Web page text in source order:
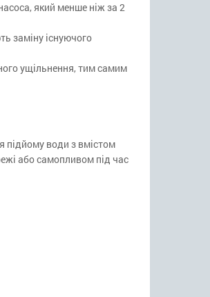
який менше ніж за 2
заміну існуючого
ущільнення, тим самим
підйому води з вмістом
або самопливом під час